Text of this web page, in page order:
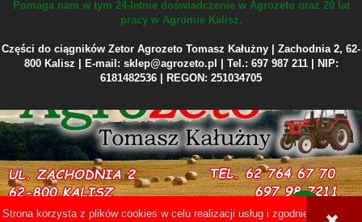
Strona korzysta z plików cookies w celu realizacji usług i zgodnie z
Pomaga nam w tym 24-letnie doświadczenie w Agrozeto oraz 20 lat
pracy w Agromie Kalisz.
Części do ciągników Zetor Agrozeto Tomasz Kałużny | Zachodnia 2, 62-
800 Kalisz | E-mail: sklep@agrozeto.pl | Tel.: 697 987 211 | NIP:
6181482536 | REGON: 251034705